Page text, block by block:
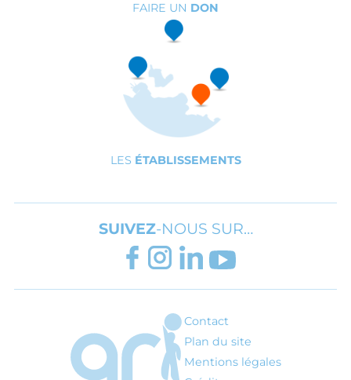
FAIRE UN DON
LES ÉTABLISSEMENTS
SUIVEZ-NOUS SUR…
FACEBOOK
INSTAGRAM
LINKEDIN
YOUTUBE
ARI - Association régionale pour
Contact
Plan du site
Mentions légales